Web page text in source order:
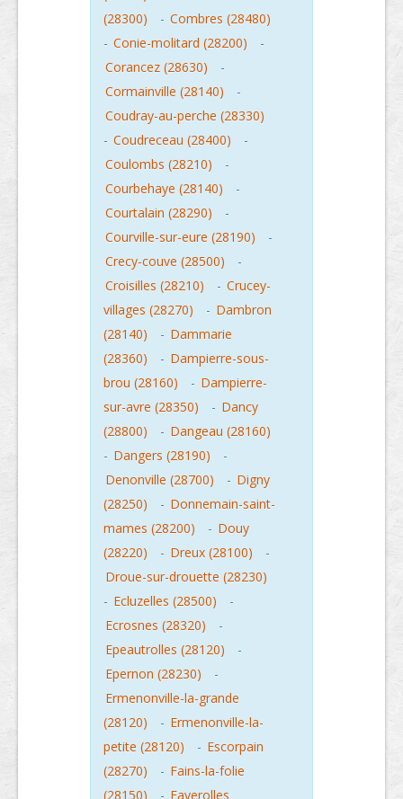
(28300)
- Combres (28480)
- Conie-molitard (28200)
-
Corancez (28630)
-
Cormainville (28140)
-
Coudray-au-perche (28330)
- Coudreceau (28400)
-
Coulombs (28210)
-
Courbehaye (28140)
-
Courtalain (28290)
-
Courville-sur-eure (28190)
-
Crecy-couve (28500)
-
Croisilles (28210)
- Crucey-
villages (28270)
- Dambron
(28140)
- Dammarie
(28360)
- Dampierre-sous-
brou (28160)
- Dampierre-
sur-avre (28350)
- Dancy
(28800)
- Dangeau (28160)
- Dangers (28190)
-
Denonville (28700)
- Digny
(28250)
- Donnemain-saint-
mames (28200)
- Douy
(28220)
- Dreux (28100)
-
Droue-sur-drouette (28230)
- Ecluzelles (28500)
-
Ecrosnes (28320)
-
Epeautrolles (28120)
-
Epernon (28230)
-
Ermenonville-la-grande
(28120)
- Ermenonville-la-
petite (28120)
- Escorpain
(28270)
- Fains-la-folie
(28150)
- Faverolles